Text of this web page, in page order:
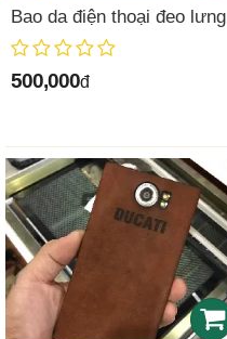
Bao da điện thoại đeo lưng
500,000đ